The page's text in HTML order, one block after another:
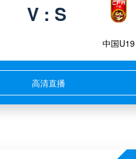
V : S
中国U19
高清直播